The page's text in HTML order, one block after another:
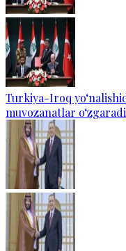
Turkiya-Iroq
muvozanatlar o‘zgaradi